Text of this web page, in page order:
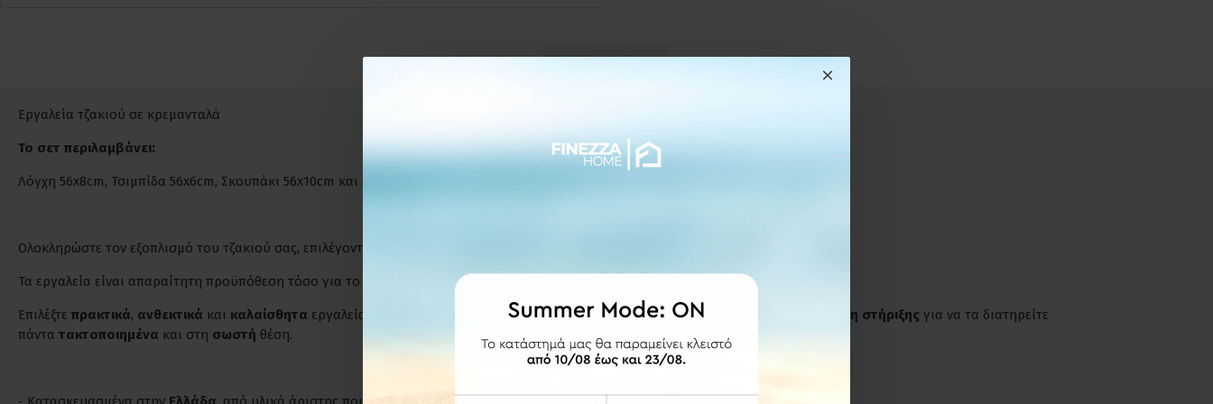
Εργαλεία τζακιού σε κρεμανταλά
Το σετ περιλαμβάνει:
Λόγχη 56x8cm, Τσιμπίδα 56x6cm, Σκουπάκι 56x10cm και Φτυαράκι 56x10cm
Ολοκληρώστε τον εξοπλισμό του τζακιού σας, επιλέγοντας ένα σετ εργαλείων σε
Τα εργαλεία είναι απαραίτητη προϋπόθεση τόσο για το άναμμα, όσο και για την διατήρηση της φωτιάς.
Επιλέξτε πρακτικά, ανθεκτικά και καλαίσθητα εργαλεία, που βοηθούν στη φροντίδα και καθαριότητα του τζακιού, και την όρθια βάση στήριξης για να τα διατηρείτε
πάντα τακτοποιημένα και στη σωστή θέση.